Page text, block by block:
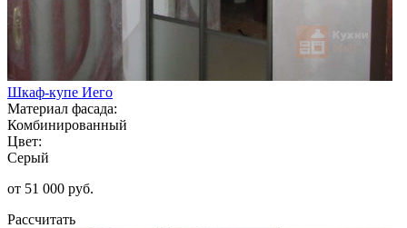
Шкаф-купе Иего
Материал фасада:
Комбинированный
Цвет:
Серый
от 51 000 руб.
Рассчитать